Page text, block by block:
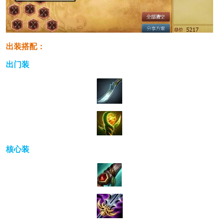
出装搭配：
出门装
核心装